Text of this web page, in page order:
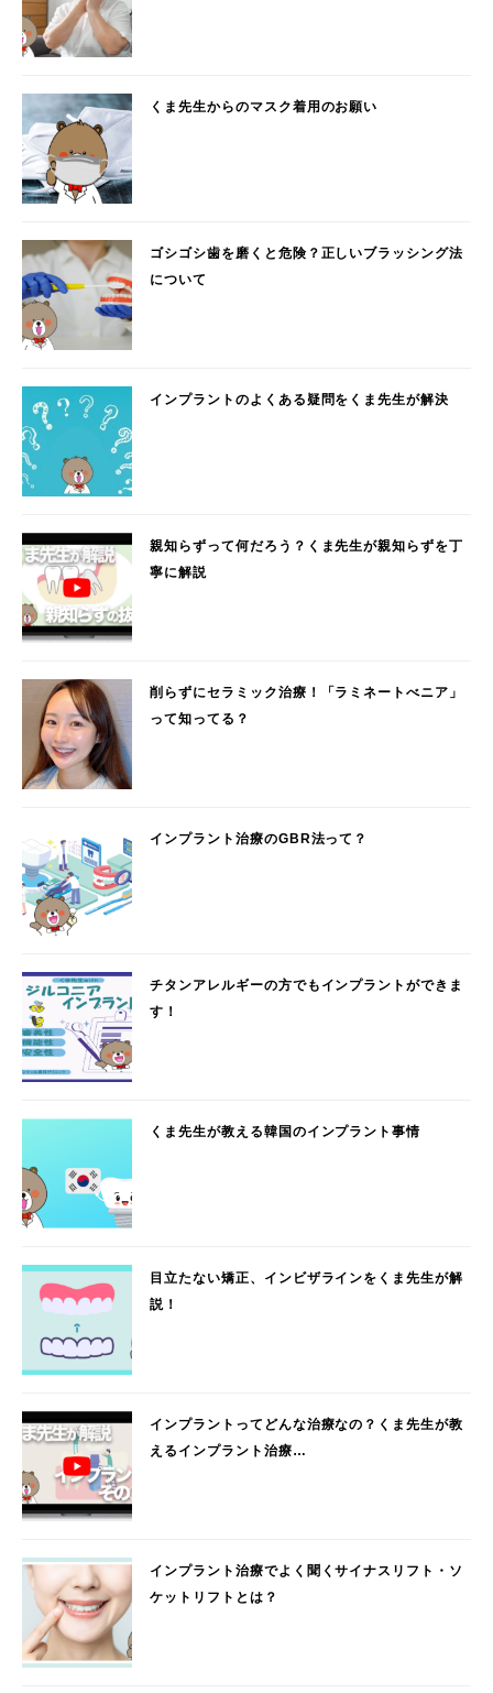
くま先生からのマスク着用のお願い
ゴシゴシ歯を磨くと危険？正しいブラッシング法
について
インプラントのよくある疑問をくま先生が解決
親知らずって何だろう？くま先生が親知らずを丁
寧に解説
削らずにセラミック治療！「ラミネートべニア」
って知ってる？
インプラント治療のGBR法って？
チタンアレルギーの方でもインプラントができま
す！
くま先生が教える韓国のインプラント事情
目立たない矯正、インビザラインをくま先生が解
説！
インプラントってどんな治療なの？くま先生が教
えるインプラント治療…
インプラント治療でよく聞くサイナスリフト・ソ
ケットリフトとは？